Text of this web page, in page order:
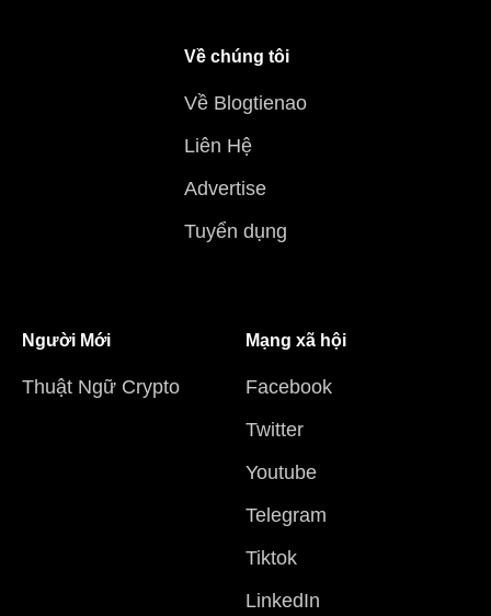
Về chúng tôi
Về Blogtienao
Liên Hệ
Advertise
Tuyển dụng
Người Mới
Thuật Ngữ Crypto
Mạng xã hội
Facebook
Twitter
Youtube
Telegram
Tiktok
LinkedIn